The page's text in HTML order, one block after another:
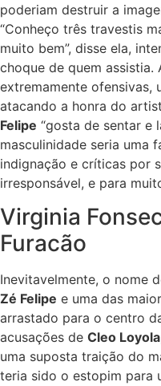
poderiam destruir a
“Conheço três travestis
muito bem”, disse ela,
choque de quem
extremamente ofensivas,
atacando a honra do
Felipe “gosta de sentar e
masculinidade seria uma
indignação e críticas por
irresponsável, e para
Virginia
Furacão
Inevitavelmente, o nome
Zé Felipe e uma das
arrastado para o centro
acusações de Cleo Loyola
uma suposta traição do
teria sido o estopim para